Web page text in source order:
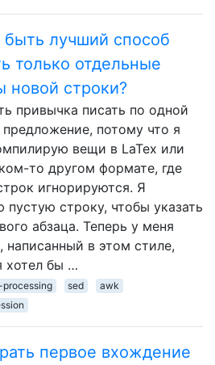
лучший способ
только отдельные
новой строки?
привычка писать по одной
предложение, потому что я
вещи в LaTex или
то другом формате, где
игнорируются. Я
пустую строку, чтобы указать
абзаца. Теперь у меня
написанный в этом стиле,
хотел бы …
sed
awk
первое вхождение